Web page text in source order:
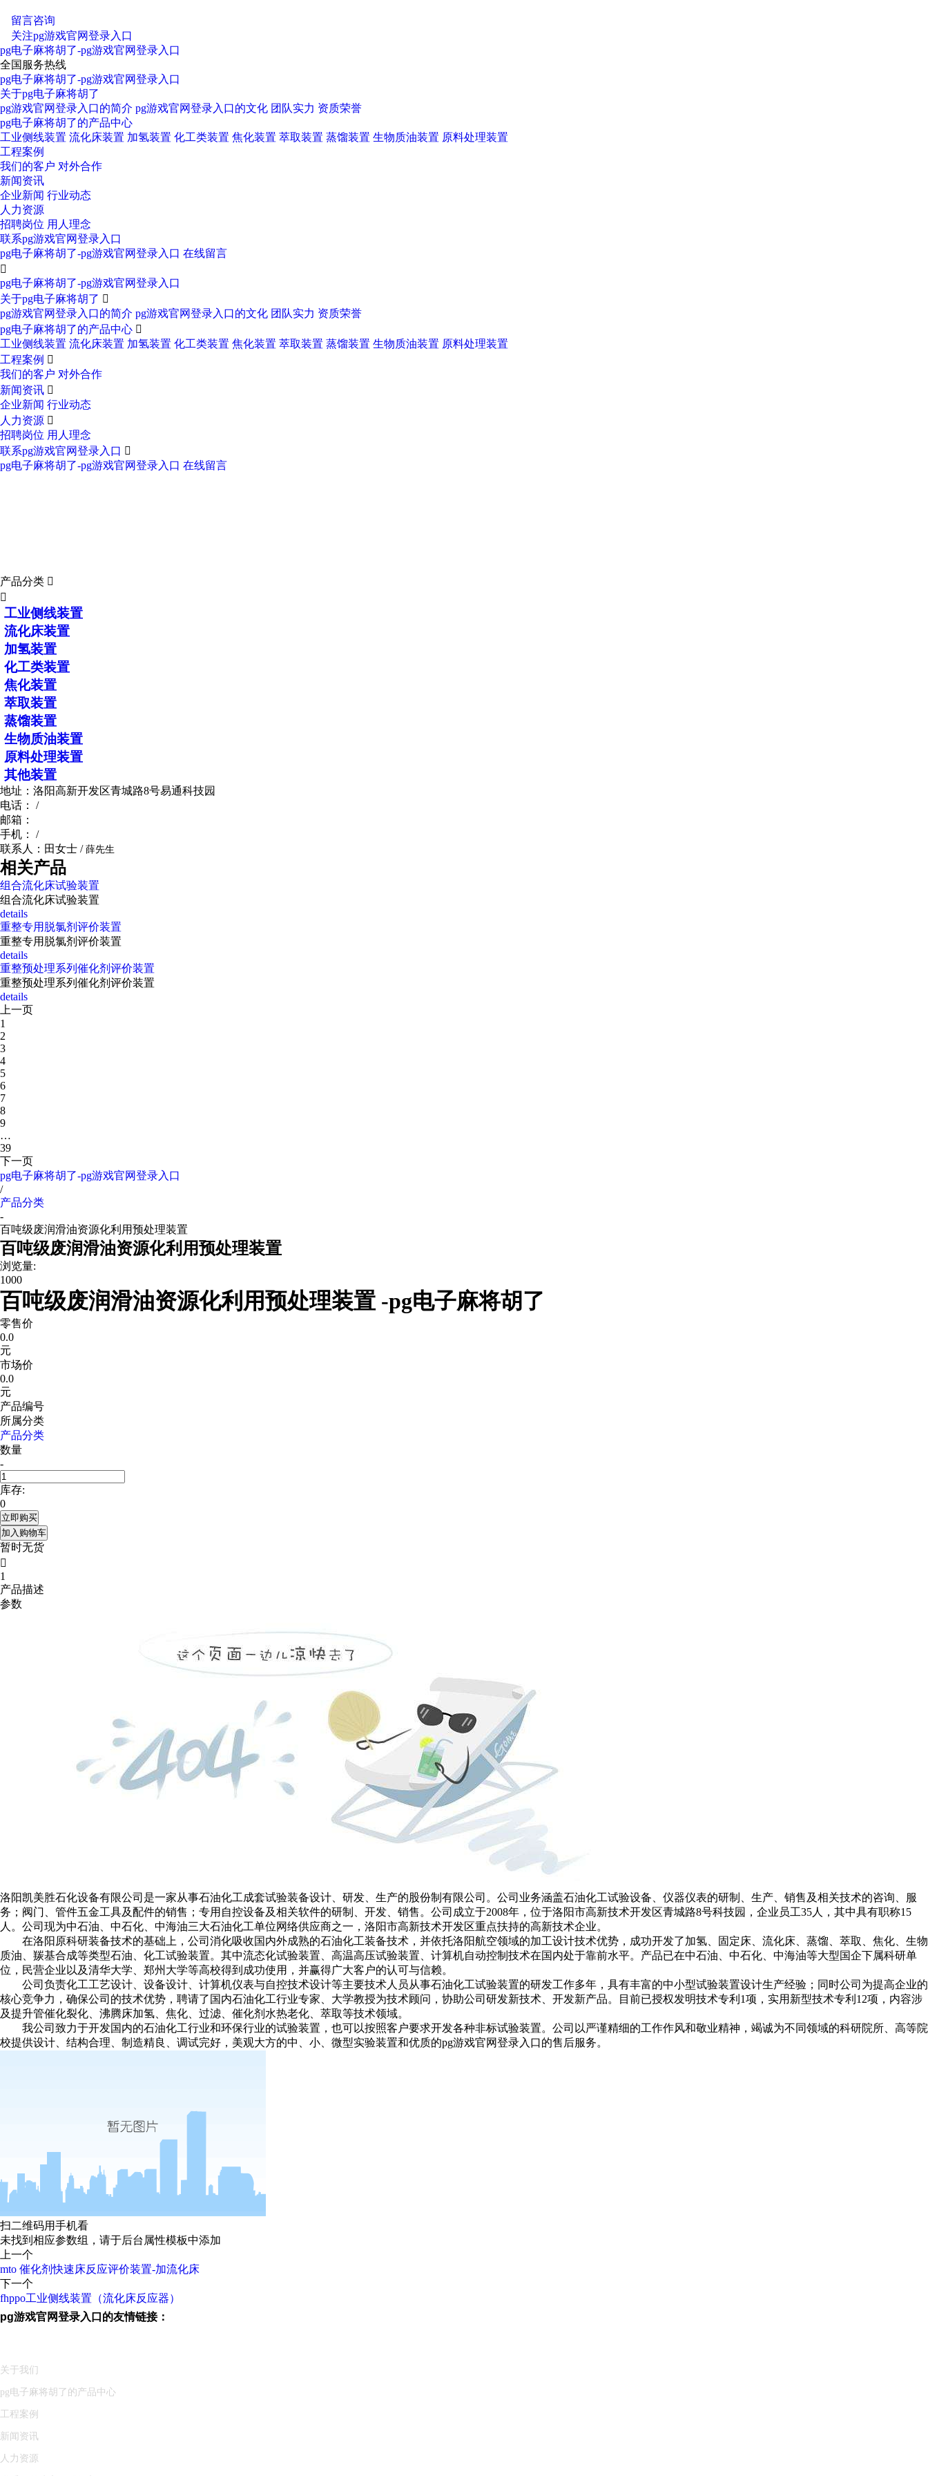
留言咨询
关注pg游戏官网登录入口
pg电子麻将胡了-pg游戏官网登录入口
全国服务热线
pg电子麻将胡了-pg游戏官网登录入口
关于pg电子麻将胡了
pg游戏官网登录入口的简介 pg游戏官网登录入口的文化 团队实力 资质荣誉
pg电子麻将胡了的产品中心
工业侧线装置 流化床装置 加氢装置 化工类装置 焦化装置 萃取装置 蒸馏装置 生物质油装置 原料处理装置
工程案例
我们的客户 对外合作
新闻资讯
企业新闻 行业动态
人力资源
招聘岗位 用人理念
联系pg游戏官网登录入口
pg电子麻将胡了-pg游戏官网登录入口 在线留言

pg电子麻将胡了-pg游戏官网登录入口
关于pg电子麻将胡了 
pg游戏官网登录入口的简介 pg游戏官网登录入口的文化 团队实力 资质荣誉
pg电子麻将胡了的产品中心 
工业侧线装置 流化床装置 加氢装置 化工类装置 焦化装置 萃取装置 蒸馏装置 生物质油装置 原料处理装置
工程案例 
我们的客户 对外合作
新闻资讯 
企业新闻 行业动态
人力资源 
招聘岗位 用人理念
联系pg游戏官网登录入口 
pg电子麻将胡了-pg游戏官网登录入口 在线留言
产品分类 

工业侧线装置
流化床装置
加氢装置
化工类装置
焦化装置
萃取装置
蒸馏装置
生物质油装置
原料处理装置
其他装置
地址：洛阳高新开发区青城路8号易通科技园
电话： /
邮箱：
手机： /
联系人：田女士 / 薛先生
相关产品
组合流化床试验装置
组合流化床试验装置
details
重整专用脱氯剂评价装置
重整专用脱氯剂评价装置
details
重整预处理系列催化剂评价装置
重整预处理系列催化剂评价装置
details
上一页
1
2
3
4
5
6
7
8
9
…
39
下一页
pg电子麻将胡了-pg游戏官网登录入口
/
产品分类
-
百吨级废润滑油资源化利用预处理装置
百吨级废润滑油资源化利用预处理装置
浏览量:
1000
百吨级废润滑油资源化利用预处理装置 -pg电子麻将胡了
零售价
0.0
元
市场价
0.0
元
产品编号
所属分类
产品分类
数量
-
库存:
0
立即购买
加入购物车
暂时无货

1
产品描述
参数
洛阳凯美胜石化设备有限公司是一家从事石油化工成套试验装备设计、研发、生产的股份制有限公司。公司业务涵盖石油化工试验设备、仪器仪表的研制、生产、销售及相关技术的咨询、服
务；阀门、管件五金工具及配件的销售；专用自控设备及相关软件的研制、开发、销售。公司成立于2008年，位于洛阳市高新技术开发区青城路8号科技园，企业员工35人，其中具有职称15
人。公司现为中石油、中石化、中海油三大石油化工单位网络供应商之一，洛阳市高新技术开发区重点扶持的高新技术企业。
在洛阳原科研装备技术的基础上，公司消化吸收国内外成熟的石油化工装备技术，并依托洛阳航空领域的加工设计技术优势，成功开发了加氢、固定床、流化床、蒸馏、萃取、焦化、生物
质油、羰基合成等类型石油、化工试验装置。其中流态化试验装置、高温高压试验装置、计算机自动控制技术在国内处于靠前水平。产品已在中石油、中石化、中海油等大型国企下属科研单
位，民营企业以及清华大学、郑州大学等高校得到成功使用，并赢得广大客户的认可与信赖。
公司负责化工工艺设计、设备设计、计算机仪表与自控技术设计等主要技术人员从事石油化工试验装置的研发工作多年，具有丰富的中小型试验装置设计生产经验；同时公司为提高企业的
核心竞争力，确保公司的技术优势，聘请了国内石油化工行业专家、大学教授为技术顾问，协助公司研发新技术、开发新产品。目前已授权发明技术专利1项，实用新型技术专利12项，内容涉
及提升管催化裂化、沸腾床加氢、焦化、过滤、催化剂水热老化、萃取等技术领域。
我公司致力于开发国内的石油化工行业和环保行业的试验装置，也可以按照客户要求开发各种非标试验装置。公司以严谨精细的工作作风和敬业精神，竭诚为不同领域的科研院所、高等院
校提供设计、结构合理、制造精良、调试完好，美观大方的中、小、微型实验装置和优质的pg游戏官网登录入口的售后服务。
扫二维码用手机看
未找到相应参数组，请于后台属性模板中添加
上一个
mto 催化剂快速床反应评价装置-加流化床
下一个
fhppo工业侧线装置（流化床反应器）
pg游戏官网登录入口的友情链接：
关于 我们
pg电子麻将胡了的产品中心
工程案例
新闻资讯
人力资源